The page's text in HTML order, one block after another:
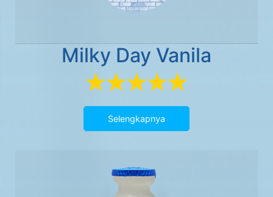
Milky Day Vanila
Selengkapnya